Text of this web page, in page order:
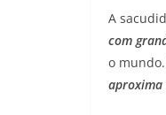
A
com
o
aproxima